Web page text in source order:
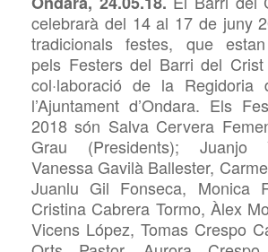
celebrarà del 14 al 17 de juny
tradicionals festes, que
pels Festers del Barri del
col·laboració de la
l’Ajuntament d’Ondara. Els
2018 són Salva Cervera
Grau (Presidents); Juanjo
Vanessa Gavilà Ballester,
Juanlu Gil Fonseca, Monica
Cristina Cabrera Tormo, Àlex
Vicens López, Tomas Crespo